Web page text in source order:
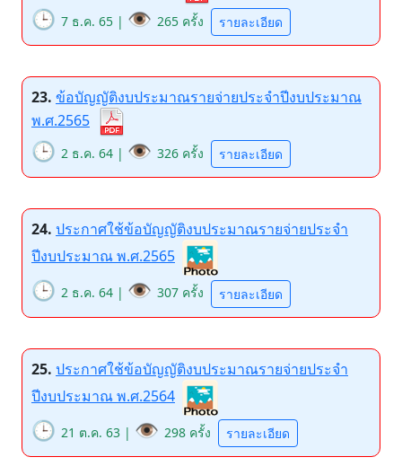
🕒 7 ธ.ค. 65 | 👁️ 265 ครั้ง รายละเอียด
23. ข้อบัญญัติงบประมาณรายจ่ายประจำปีงบประมาณ
พ.ศ.2565
🕒 2 ธ.ค. 64 | 👁️ 326 ครั้ง รายละเอียด
24. ประกาศใช้ข้อบัญญัติงบประมาณรายจ่ายประจำ
ปีงบประมาณ พ.ศ.2565
🕒 2 ธ.ค. 64 | 👁️ 307 ครั้ง รายละเอียด
25. ประกาศใช้ข้อบัญญัติงบประมาณรายจ่ายประจำ
ปีงบประมาณ พ.ศ.2564
🕒 21 ต.ค. 63 | 👁️ 298 ครั้ง รายละเอียด